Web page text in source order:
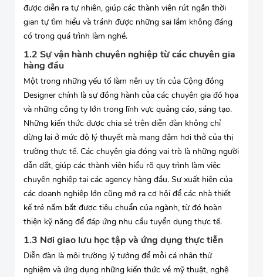
được diễn ra tự nhiên, giúp các thành viên rút ngắn thời
gian tự tìm hiểu và tránh được những sai lầm không đáng
có trong quá trình làm nghề.
1.2 Sự vận hành chuyên nghiệp từ các chuyên gia
hàng đầu
Một trong những yếu tố làm nên uy tín của Cộng đồng
Designer chính là sự đồng hành của các chuyên gia đồ họa
và những công ty lớn trong lĩnh vực quảng cáo, sáng tạo.
Những kiến thức được chia sẻ trên diễn đàn không chỉ
dừng lại ở mức độ lý thuyết mà mang đậm hơi thở của thị
trường thực tế. Các chuyên gia đóng vai trò là những người
dẫn dắt, giúp các thành viên hiểu rõ quy trình làm việc
chuyên nghiệp tại các agency hàng đầu. Sự xuất hiện của
các doanh nghiệp lớn cũng mở ra cơ hội để các nhà thiết
kế trẻ nắm bắt được tiêu chuẩn của ngành, từ đó hoàn
thiện kỹ năng để đáp ứng nhu cầu tuyển dụng thực tế.
1.3 Nơi giao lưu học tập và ứng dụng thực tiễn
Diễn đàn là môi trường lý tưởng để mỗi cá nhân thử
nghiệm và ứng dụng những kiến thức về mỹ thuật, nghệ